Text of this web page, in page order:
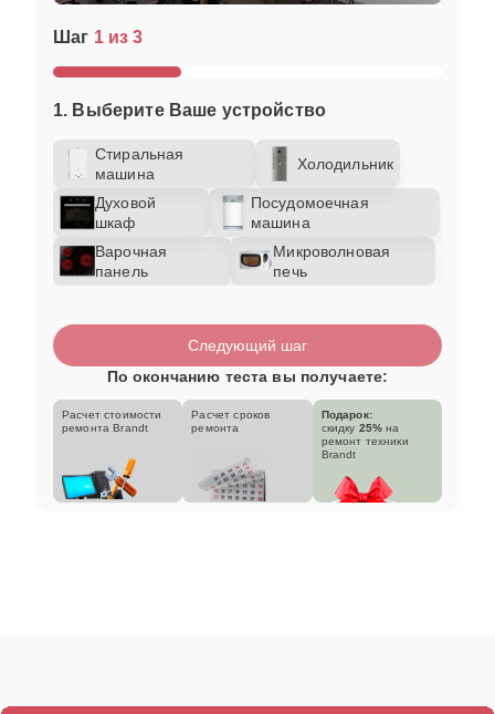
Шаг 1 из 3
1. Выберите Ваше устройство
Стиральная
машина
Холодильник
Духовой
шкаф
Посудомоечная
машина
Варочная
панель
Микроволновая
печь
Следующий шаг
По окончанию теста вы получаете:
Расчет стоимости
ремонта Brandt
Расчет сроков
ремонта
Подарок:
скидку 25% на
ремонт техники
Brandt